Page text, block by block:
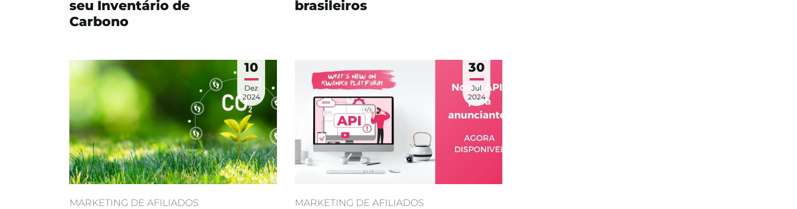
seu Inventário de
Carbono
brasileiros
10
Dez
2024
MARKETING DE AFILIADOS
30
Jul
2024
MARKETING DE AFILIADOS